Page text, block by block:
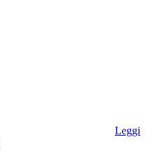
Leggi